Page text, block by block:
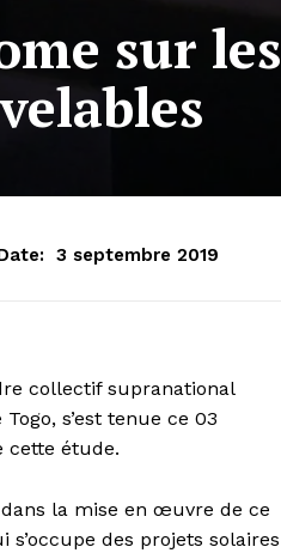
sur
3 septembre 2019
collectif supranational
s’est tenue ce 03
cette étude.
la mise en œuvre de ce
des projets solaires